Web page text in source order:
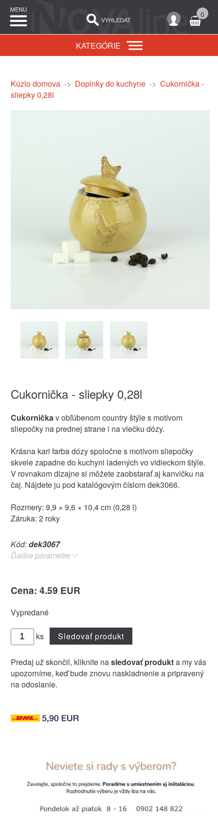
0
KATEGÓRIE
Kúzlo domova-> Doplnky do kuchyne-> Cukornička -
sliepky 0,28l
Cukornička - sliepky 0,28l
Cukorničkav obľúbenom country štýle s motívom
sliepočky na prednej strane i na viečku dózy.
Krásna kari farba dózy spoločne s motívom sliepočky
skvele zapadne do kuchyni ladených vo vidieckom štýle.
V rovnakom dizajne si môžete zaobstarať aj kanvičku na
čaj. Nájdete ju pod katalógovým číslom dek3066.
Rozmery: 9,9 × 9,6 × 10,4 cm (0,28 l)
Záruka: 2 roky
Kód:dek3067
Ďalšie parametre
Cena: 4.59 EUR
Vypredané
ks Sledovať produkt
Predaj už skončil, kliknite nasledovať produkta my vás
upozorníme, keď bude znovu naskladnenie a pripravený
na odoslanie.